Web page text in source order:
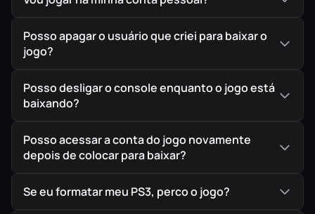
Posso apagar o usuário que criei para baixar o
jogo?
Posso desligar o console enquanto o jogo está
baixando?
Posso acessar a conta do jogo novamente
depois de colocar para baixar?
Se eu formatar meu PS3, perco o jogo?